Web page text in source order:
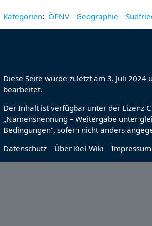
Kategorien: ÖPNV Geographie
Diese Seite wurde zuletzt am 3. Juli 2024
bearbeitet.
Der Inhalt ist verfügbar unter der Lizenz
„Namensnennung – Weitergabe unter
Bedingungen“, sofern nicht anders
Datenschutz
Über Kiel-Wiki Impressum